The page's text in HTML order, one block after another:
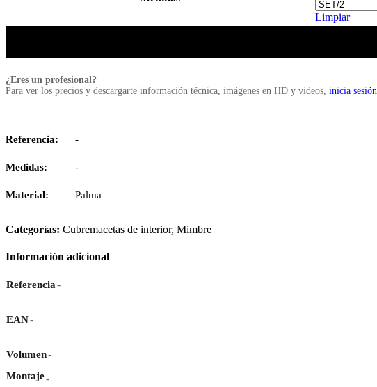
Limpiar
¿Eres un profesional?
Para ver los precios y descargarte información técnica, imágenes en HD y videos, inicia sesión
Referencia: -
Medidas: -
Material: Palma
Categorías: Cubremacetas de interior, Mimbre
Información adicional
Referencia-
EAN-
Volumen-
Montaje-